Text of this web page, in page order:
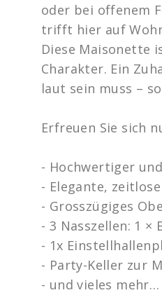
oder bei offenem
trifft hier auf
Diese Maisonette
Charakter. Ein
laut sein muss –
Erfreuen Sie sich
- Hochwertiger
- Elegante,
- Grosszügiges
- 3 Nasszellen: 1 ×
- 1x
- Party-Keller zur
- und vieles mehr…